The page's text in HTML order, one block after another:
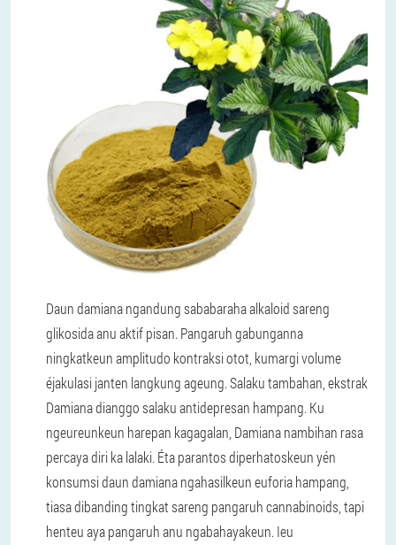
Daun damiana ngandung sababaraha alkaloid sareng
glikosida anu aktif pisan. Pangaruh gabunganna
ningkatkeun amplitudo kontraksi otot, kumargi volume
éjakulasi janten langkung ageung. Salaku tambahan, ekstrak
Damiana dianggo salaku antidepresan hampang. Ku
ngeureunkeun harepan kagagalan, Damiana nambihan rasa
percaya diri ka lalaki. Éta parantos diperhatoskeun yén
konsumsi daun damiana ngahasilkeun euforia hampang,
tiasa dibanding tingkat sareng pangaruh cannabinoids, tapi
henteu aya pangaruh anu ngabahayakeun. Ieu